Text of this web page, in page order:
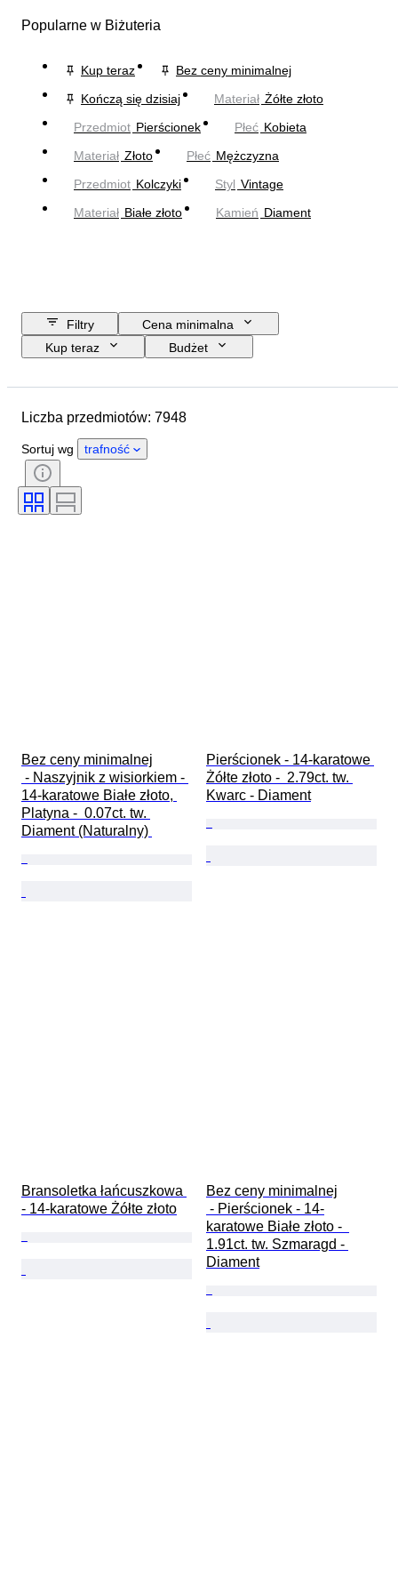
Popularne w Biżuteria
Kup teraz
Bez ceny minimalnej
Kończą się dzisiaj
Materiał Żółte złoto
Przedmiot Pierścionek Płeć Kobieta
Materiał Złoto Płeć Mężczyzna
Przedmiot Kolczyki Styl Vintage
Materiał Białe złoto Kamień Diament
Filtry
Cena minimalna
Kup teraz
Budżet
Kraj pochodzenia
Stan
Certyfikacja
Szlif
Dokładny kolor
Liczba przedmiotów: 7948
Sortuj wg trafność
Bez ceny minimalnej
14-karatowe Białe złoto,
Platyna -  0.07ct. tw.
Diament (Naturalny)
Pierścionek - 14-karatowe
Żółte złoto -  2.79ct. tw.
Kwarc - Diament
Bransoletka łańcuszkowa
- 14-karatowe Żółte złoto
Bez ceny minimalnej
karatowe Białe złoto -
1.91ct. tw. Szmaragd -
Diament